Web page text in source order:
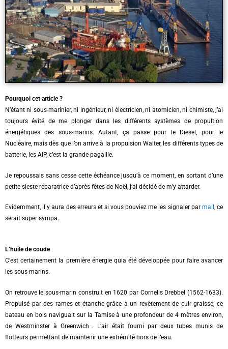
Pourquoi cet article ?
N’étant ni sous-marinier, ni ingénieur, ni électricien, ni atomicien, ni chimiste, j’ai
toujours évité de me plonger dans les différents systèmes de propultion
énergétiques des sous-marins. Autant, ça passe pour le Diesel, pour le
Nucléaire, mais dès que l’on arrive à la propulsion Walter, les différents types de
batterie, les AIP, c’est la grande pagaille.
Je repoussais sans cesse cette échéance jusqu’à ce moment, en sortant d’une
petite sieste réparatrice d’après fêtes de Noël, j’ai décidé de m’y attarder.
Evidemment, il y aura des erreurs et si vous pouviez me les signaler par mail , ce
serait super sympa.
L’huile de coude
C’est certainement la première énergie quia été développée pour faire avancer
les sous-marins.
On retrouve le sous-marin construit en 1620 par Cornelis Drebbel (1562-1633).
Propulsé par des rames et étanche grâce à un revêtement de cuir graissé, ce
bateau en bois naviguait sur la Tamiseà une profondeur de 4 mètres environ,
de Westminster à Greenwich . L’air était fourni par deux tubes munis de
flotteurs permettant de maintenir une extrémité hors de l’eau.